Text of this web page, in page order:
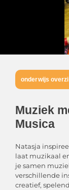
onderwijs
Muziek
Musica
Natasja
laat muzikaal
je samen
verschillende
creatief,